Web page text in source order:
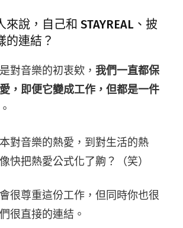
來說，自己和 STAYREAL、披
的連結？
對音樂的初衷欸， 我們一直都保
，即便它變成工作，但都是一件
。
對音樂的熱愛，到對生活的熱
快把熱愛公式化了齁？（笑）
很尊重這份工作，但同時你也很
很直接的連結。